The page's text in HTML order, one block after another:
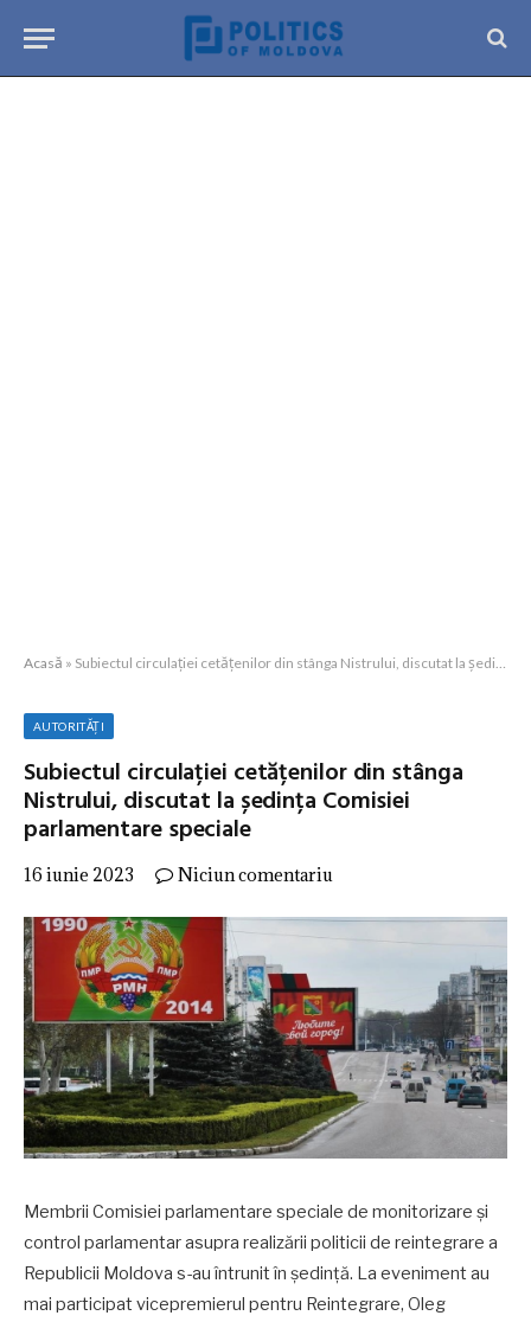
Acasă » Subiectul circulației cetățenilor din stânga Nistrului, discutat la ședința Comisiei parlamentare speciale
AUTORITĂȚI
Subiectul circulației cetățenilor din stânga
Nistrului, discutat la ședința Comisiei
parlamentare speciale
16 iunie 2023 Niciun comentariu
Membrii Comisiei parlamentare speciale de monitorizare și
control parlamentar asupra realizării politicii de reintegrare a
Republicii Moldova s-au întrunit în ședință. La eveniment au
mai participat vicepremierul pentru Reintegrare, Oleg